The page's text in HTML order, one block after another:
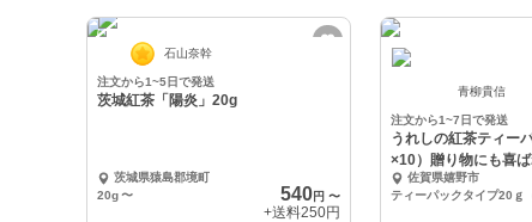
石山奈幹
注文から1~5日で発送
茨城紅茶「陽炎」20g
茨城県猿島郡境町
20g〜 540円 〜
+送料250円
青柳貴信
注文から1~7日で発送
うれしの紅茶ティー
×10）贈り物にも
佐賀県嬉野市